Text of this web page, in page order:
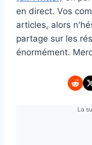
en direct. Vos
articles, alors
partage sur les
énormément.
La